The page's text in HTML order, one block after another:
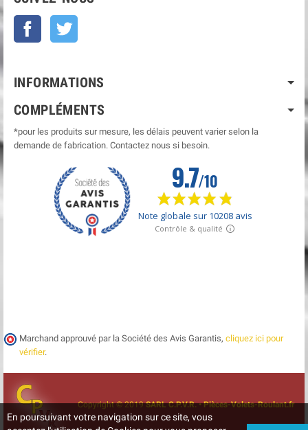
Facebook
INFORMATIONS
COMPLÉMENTS
*pour les produits sur mesure, les délais peuvent varier selon la
demande de fabrication. Contactez nous si besoin.
Marchand approuvé par la Société des Avis Garantis, cliquez ici pour
vérifier.
Copyright © 2019SARL C.P.V.R. • Pièces-Volets-Roulant.fr
En poursuivant votre navigation sur ce site, vous